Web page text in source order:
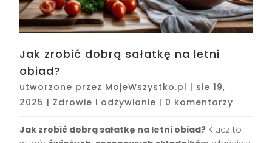
Jak zrobić dobrą sałatkę na letni
obiad?
utworzone przez MojeWszystko.pl | sie 19,
2025 | Zdrowie i odżywianie | 0 komentarzy
Jak zrobić dobrą sałatkę na letni obiad? Klucz to